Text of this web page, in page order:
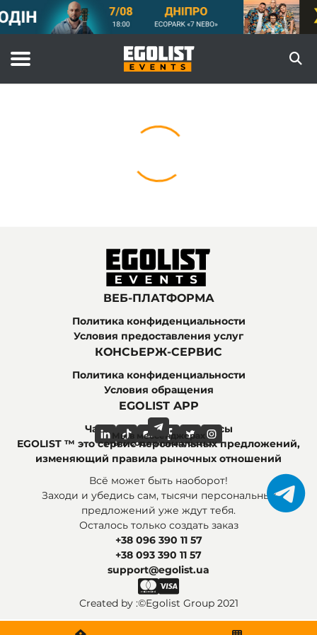
ВЕБ-ПЛАТФОРМА
Политика конфиденциальности
Условия предоставления услуг
КОНСЬЕРЖ-СЕРВИС
Политика конфиденциальности
Условия обращения
EGOLIST APP
Часто задаваемые вопросы
Мы в социальных сетях
Мы в мессенджерах
EGOLIST ™ это сервис персональных предложений,
изменяющий правила рыночных отношений
Всё может быть наоборот!
Заходи и убедись сам, тысячи персональных
предложений уже ждут тебя.
Осталось только создать заказ
+38 096 390 11 57
+38 093 390 11 57
support@egolist.ua
Created by :©Egolist Group 2021